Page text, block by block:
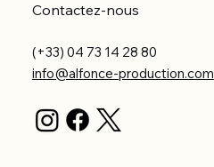
Contactez-nous
(+33) 04 73 14 28 80
info@alfonce-production.com